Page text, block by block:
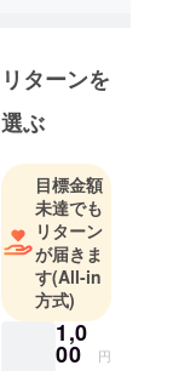
ジェクトに
初挑戦しま
す。
応援のほど
よろしくお
願いしま
す。
リターンを
選ぶ
目標金額
未達でも
リターン
が届きま
す(All-in
方式)
1,0
00 円